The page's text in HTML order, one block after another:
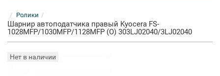
Ролики
Шарнир автоподатчика правый Kyocera FS-
1028MFP/1030MFP/1128MFP (O) 303LJ02040/3LJ02040
Нет в наличии